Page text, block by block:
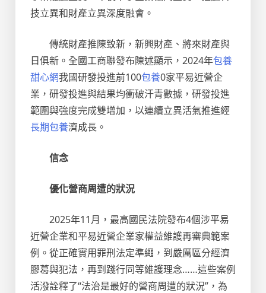
技立異和財產立異深度融會。
傳統財產推陳致新，新興財產、將來財產與
日俱新。全國工商聯發布陳述顯示，2024年包養
甜心網我國研發投進前100包養0家平易近營企
業，研發投進與結果均衝破汗青數據，研發投進
範圍與強度完成雙增加，以連續立異活氣推進經
長期包養濟成長。
信念
優化營商周遭的狀況
2025年11月，最高國民法院發布4個涉平易
近營企業和平易近營企業家權益維護再審典範案
例。從正確實用罪刑法定準繩，到嚴厲區分經濟
膠葛與犯法，再到踐行同等維護理念……這些案例
活潑詮釋了“法治是最好的營商周遭的狀況”，為